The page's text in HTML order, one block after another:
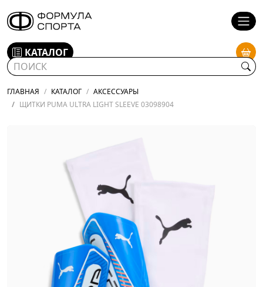
КАТАЛОГ
ГЛАВНАЯ КАТАЛОГ
АКСЕССУАРЫ
ЩИТКИ PUMA ULTRA LIGHT SLEEVE 03098904